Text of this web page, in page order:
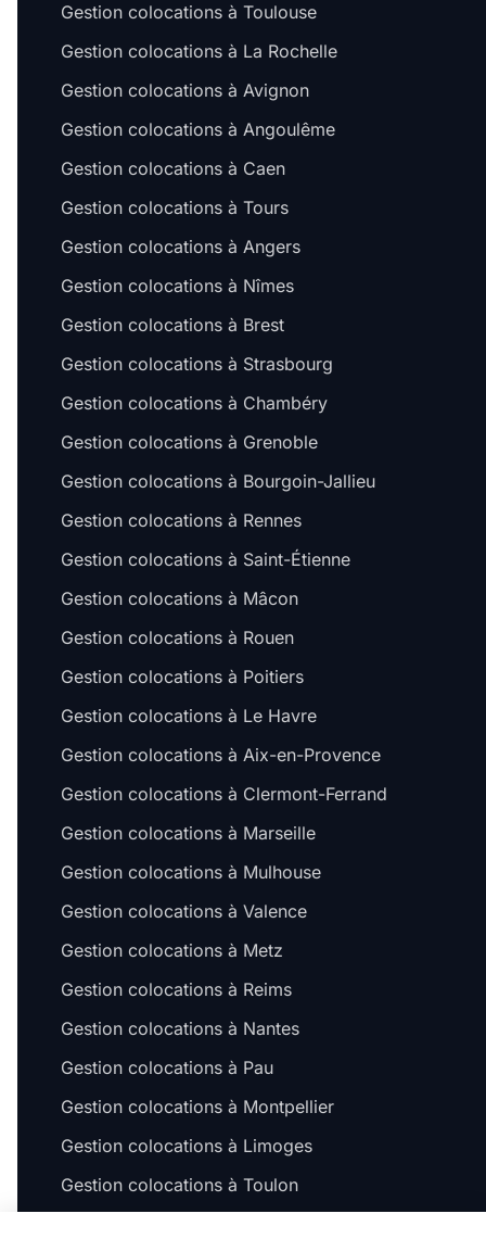
Gestion colocations à Toulouse
Gestion colocations à La Rochelle
Gestion colocations à Avignon
Gestion colocations à Angoulême
Gestion colocations à Caen
Gestion colocations à Tours
Gestion colocations à Angers
Gestion colocations à Nîmes
Gestion colocations à Brest
Gestion colocations à Strasbourg
Gestion colocations à Chambéry
Gestion colocations à Grenoble
Gestion colocations à Bourgoin-Jallieu
Gestion colocations à Rennes
Gestion colocations à Saint-Étienne
Gestion colocations à Mâcon
Gestion colocations à Rouen
Gestion colocations à Poitiers
Gestion colocations à Le Havre
Gestion colocations à Aix-en-Provence
Gestion colocations à Clermont-Ferrand
Gestion colocations à Marseille
Gestion colocations à Mulhouse
Gestion colocations à Valence
Gestion colocations à Metz
Gestion colocations à Reims
Gestion colocations à Nantes
Gestion colocations à Pau
Gestion colocations à Montpellier
Gestion colocations à Limoges
Gestion colocations à Toulon